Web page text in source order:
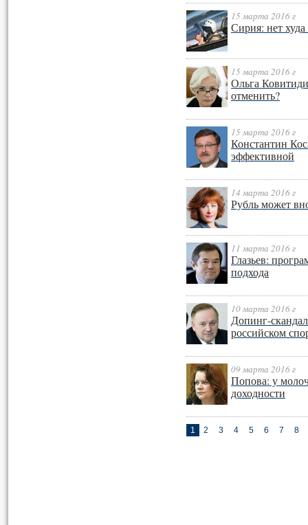
15 марта 2016 г
Сирия: нет худа
15 марта 2016 г
Ольга
отменить?
15 марта 2016 г
Константин
эффективной
14 марта 2016 г
Рубль может
11 марта 2016 г
Глазьев:
подхода
10 марта 2016 г
Допинг-
российском
09 марта 2016 г
Попова: у
доходности
1 2 3 4 5 6 7 8